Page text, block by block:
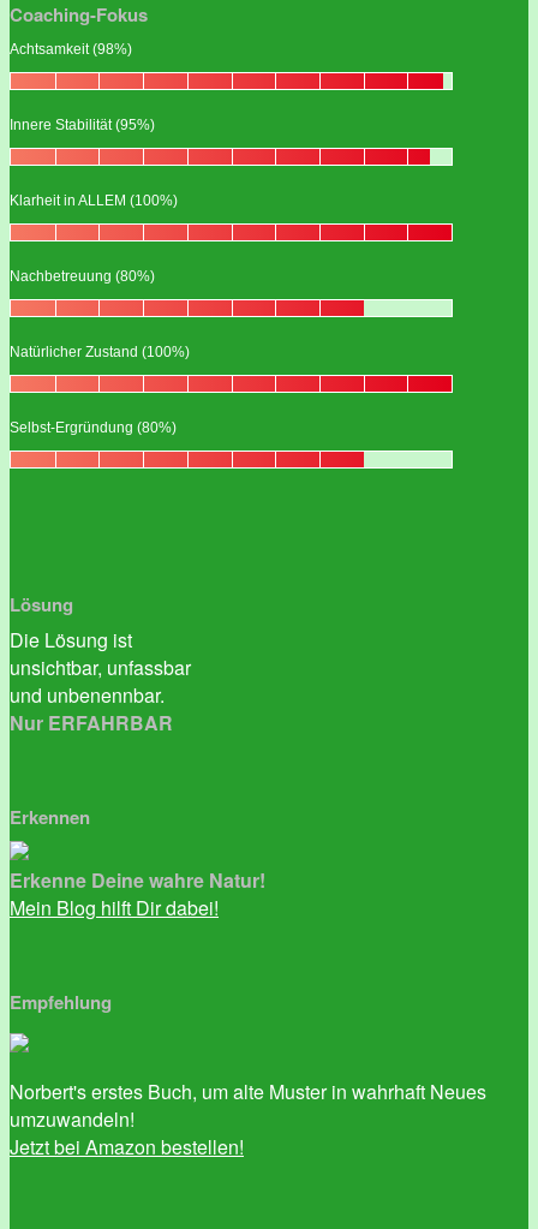
Coaching-Fokus
Achtsamkeit (98%)
Innere Stabilität (95%)
Klarheit in ALLEM (100%)
Nachbetreuung (80%)
Natürlicher Zustand (100%)
Selbst-Ergründung (80%)
Lösung
Die Lösung ist
unsichtbar, unfassbar
und unbenennbar.
Nur ERFAHRBAR
Erkennen
Erkenne Deine wahre Natur!
Mein Blog hilft Dir dabei!
Empfehlung
Norbert's erstes Buch, um alte Muster in wahrhaft Neues
umzuwandeln!
Jetzt bei Amazon bestellen!